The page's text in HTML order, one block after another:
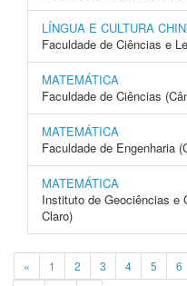
LÍNGUA E CULTURA
Faculdade de Ciências e
MATEMÁTICA
Faculdade de Ciências
MATEMÁTICA
Faculdade de Engenharia
MATEMÁTICA
Instituto de Geociências e
Claro)
« 1 2 3 4 5 6